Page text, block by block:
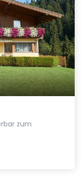
zum